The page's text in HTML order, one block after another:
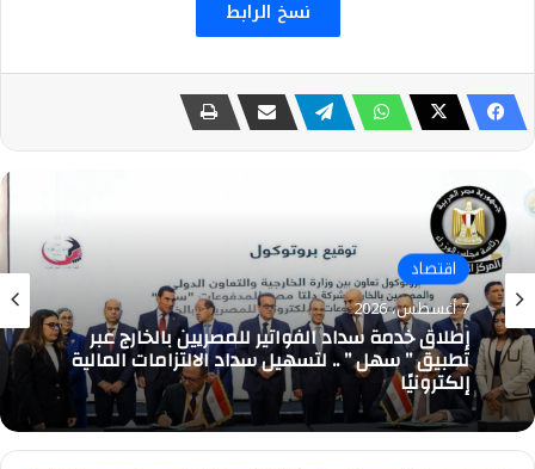
نسخ الرابط
اقتصاد
7 أغسطس، 2026
اقتصاد
7 أغسطس، 2026
جمعية الخبراء: 5 مميزات ضريبية في مبادرة
«مزرعتك في مصر»